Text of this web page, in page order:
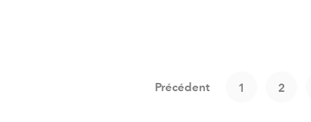
Précédent 1 2